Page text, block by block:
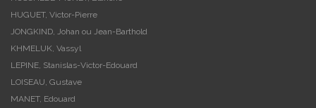
HUGUET, Victor-Pierre
JONGKIND, Johan ou Jean-Barthold
KHMELUK, Vassyl
LEPINE, Stanislas-Victor-Edouard
LOISEAU, Gustave
MANET, Edouard